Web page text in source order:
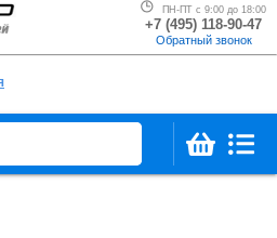
ПН-ПТ с 9:00 до 18:00
+7 (495) 118-90-47
Обратный звонок